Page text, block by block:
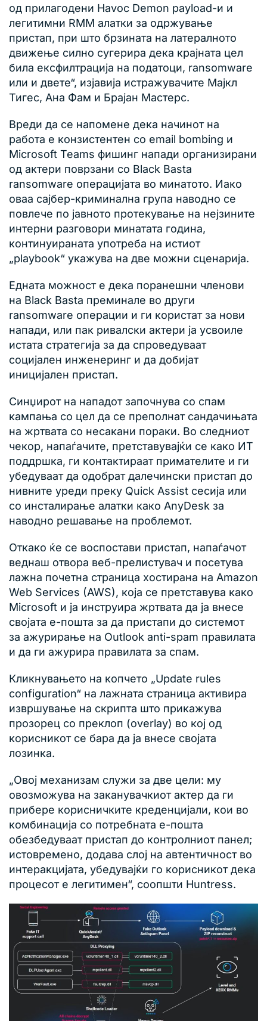
од прилагодени Havoc Demon payload-и и
легитимни RMM алатки за одржување
пристап, при што брзината на латералното
движење силно сугерира дека крајната цел
била ексфилтрација на податоци, ransomware
или и двете“, изјавија истражувачите Мајкл
Тигес, Ана Фам и Брајан Мастерс.
Вреди да се напомене дека начинот на
работа е конзистентен со email bombing и
Microsoft Teams фишинг напади организирани
од актери поврзани со Black Basta
ransomware операцијата во минатото. Иако
оваа сајбер-криминална група наводно се
повлече по јавното протекување на нејзините
интерни разговори минатата година,
континуираната употреба на истиот
„playbook“ укажува на две можни сценарија.
Едната можност е дека поранешни членови
на Black Basta преминале во други
ransomware операции и ги користат за нови
напади, или пак ривалски актери ја усвоиле
истата стратегија за да спроведуваат
социјален инженеринг и да добијат
иницијален пристап.
Синџирот на нападот започнува со спам
кампања со цел да се преполнат сандачињата
на жртвата со несакани пораки. Во следниот
чекор, напаѓачите, претставувајќи се како ИТ
поддршка, ги контактираат примателите и ги
убедуваат да одобрат далечински пристап до
нивните уреди преку Quick Assist сесија или
со инсталирање алатки како AnyDesk за
наводно решавање на проблемот.
Откако ќе се воспостави пристап, напаѓачот
веднаш отвора веб-прелистувач и посетува
лажна почетна страница хостирана на Amazon
Web Services (AWS), која се претставува како
Microsoft и ја инструира жртвата да ја внесе
својата е-пошта за да пристапи до системот
за ажурирање на Outlook anti-spam правилата
и да ги ажурира правилата за спам.
Кликнувањето на копчето „Update rules
configuration“ на лажната страница активира
извршување на скрипта што прикажува
прозорец со преклоп (overlay) во кој од
корисникот се бара да ја внесе својата
лозинка.
„Овој механизам служи за две цели: му
овозможува на заканувачкиот актер да ги
прибере корисничките креденцијали, кои во
комбинација со потребната е-пошта
обезбедуваат пристап до контролниот панел;
истовремено, додава слој на автентичност во
интеракцијата, убедувајќи го корисникот дека
процесот е легитимен“, соопшти Huntress.